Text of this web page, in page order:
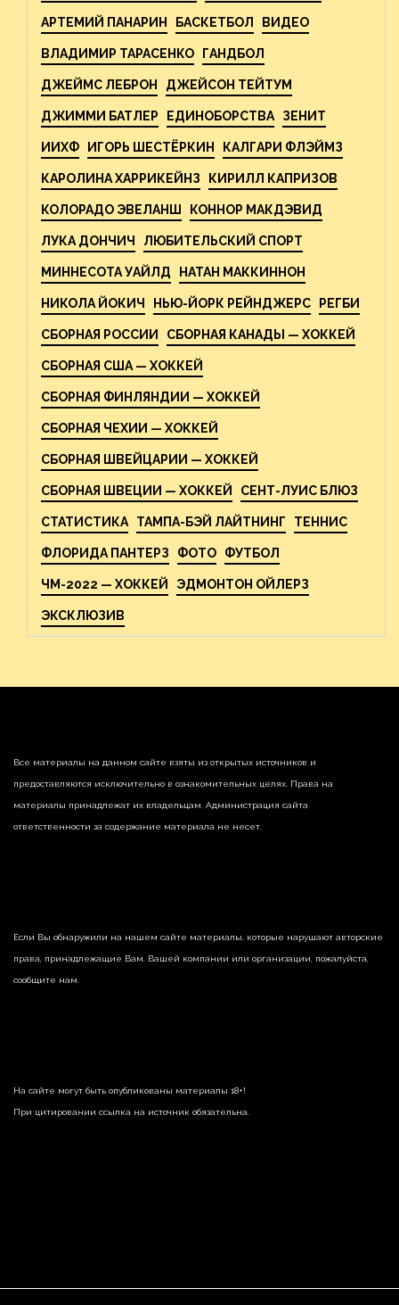
АРТЕМИЙ ПАНАРИН БАСКЕТБОЛ ВИДЕО
ВЛАДИМИР ТАРАСЕНКО ГАНДБОЛ
ДЖЕЙМС ЛЕБРОН ДЖЕЙСОН ТЕЙТУМ
ДЖИММИ БАТЛЕР ЕДИНОБОРСТВА ЗЕНИТ
ИИХФ ИГОРЬ ШЕСТЁРКИН КАЛГАРИ ФЛЭЙМЗ
КАРОЛИНА ХАРРИКЕЙНЗ КИРИЛЛ КАПРИЗОВ
КОЛОРАДО ЭВЕЛАНШ КОННОР МАКДЭВИД
ЛУКА ДОНЧИЧ ЛЮБИТЕЛЬСКИЙ СПОРТ
МИННЕСОТА УАЙЛД НАТАН МАККИННОН
НИКОЛА ЙОКИЧ НЬЮ-ЙОРК РЕЙНДЖЕРС РЕГБИ
СБОРНАЯ РОССИИ СБОРНАЯ КАНАДЫ — ХОККЕЙ
СБОРНАЯ США — ХОККЕЙ
СБОРНАЯ ФИНЛЯНДИИ — ХОККЕЙ
СБОРНАЯ ЧЕХИИ — ХОККЕЙ
СБОРНАЯ ШВЕЙЦАРИИ — ХОККЕЙ
СБОРНАЯ ШВЕЦИИ — ХОККЕЙ СЕНТ-ЛУИС БЛЮЗ
СТАТИСТИКА ТАМПА-БЭЙ ЛАЙТНИНГ ТЕННИС
ФЛОРИДА ПАНТЕРЗ ФОТО ФУТБОЛ
ЧМ-2022 — ХОККЕЙ ЭДМОНТОН ОЙЛЕРЗ
ЭКСКЛЮЗИВ
Все материалы на данном сайте взяты из открытых источников и
предоставляются исключительно в ознакомительных целях. Права на
материалы принадлежат их владельцам. Администрация сайта
ответственности за содержание материала не несет.
Если Вы обнаружили на нашем сайте материалы, которые нарушают авторские
права, принадлежащие Вам, Вашей компании или организации, пожалуйста,
сообщите нам.
На сайте могут быть опубликованы материалы 18+!
При цитировании ссылка на источник обязательна.